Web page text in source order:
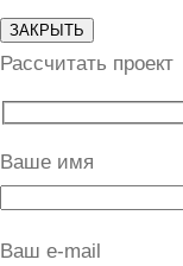
ЗАКРЫТЬ
Рассчитать проект
Ваше имя
Ваш e-mail